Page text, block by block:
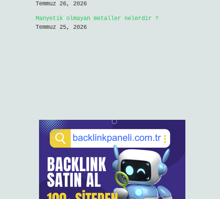
Temmuz 26, 2026
Manyetik olmayan metaller nelerdir ?
Temmuz 25, 2026